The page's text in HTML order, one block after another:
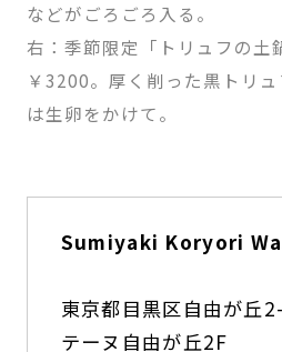
などがごろごろ入る。
右：季節限定「トリュフの土
￥3200。厚く削った黒トリ
は生卵をかけて。
Sumiyaki Koryori
東京都目黒区自由が丘
テーヌ自由が丘2F